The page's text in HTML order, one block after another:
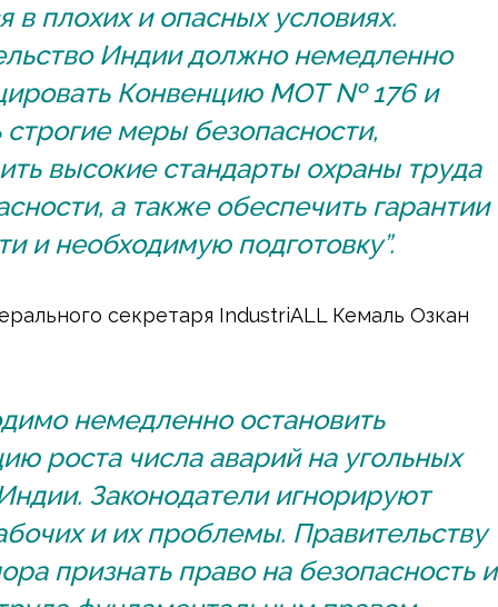
в плохих и опасных условиях.
Индии должно немедленно
Конвенцию МОТ № 176 и
строгие меры безопасности,
высокие стандарты охраны труда
а также обеспечить гарантии
и необходимую подготовку”.
секретаря IndustriALL Кемаль Озкан
немедленно остановить
роста числа аварий на угольных
Законодатели игнорируют
и их проблемы. Правительству
признать право на безопасность и